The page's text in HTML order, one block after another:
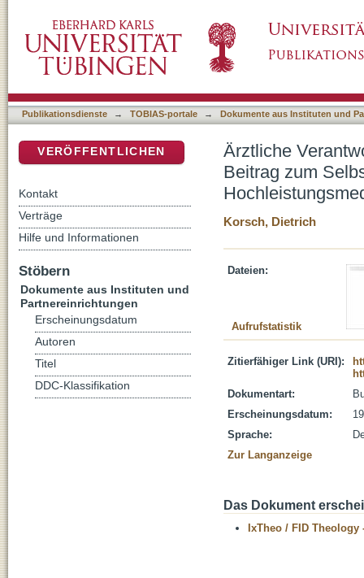
des Arztes im Zeitalter der
Publikationsdienste → TOBIAS-portale → Dokumente aus Instituten und
Ärztliche
Beitrag zum
Korsch, Dietrich
Dateien:
Aufrufstatistik
Zitierfähiger Link (URI):
Dokumentart:
Erscheinungsdatum:
Sprache:
Zur Langanzeige
Das Dokument
IxTheo / FID Theology
VERÖFFENTLICHEN
Kontakt
Verträge
Hilfe und Informationen
Stöbern
Dokumente aus Instituten und
Partnereinrichtungen
Erscheinungsdatum
Autoren
Titel
DDC-Klassifikation